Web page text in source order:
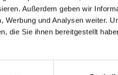
Außerdem geben wir
und Analysen weiter.
die Sie ihnen bereitgestellt